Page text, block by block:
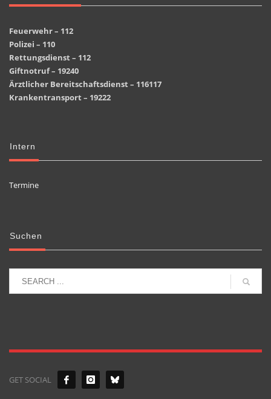
Feuerwehr – 112
Polizei – 110
Rettungsdienst – 112
Giftnotruf – 19240
Ärztlicher Bereitschaftsdienst – 116117
Krankentransport – 19222
Intern
Termine
Suchen
GET SOCIAL